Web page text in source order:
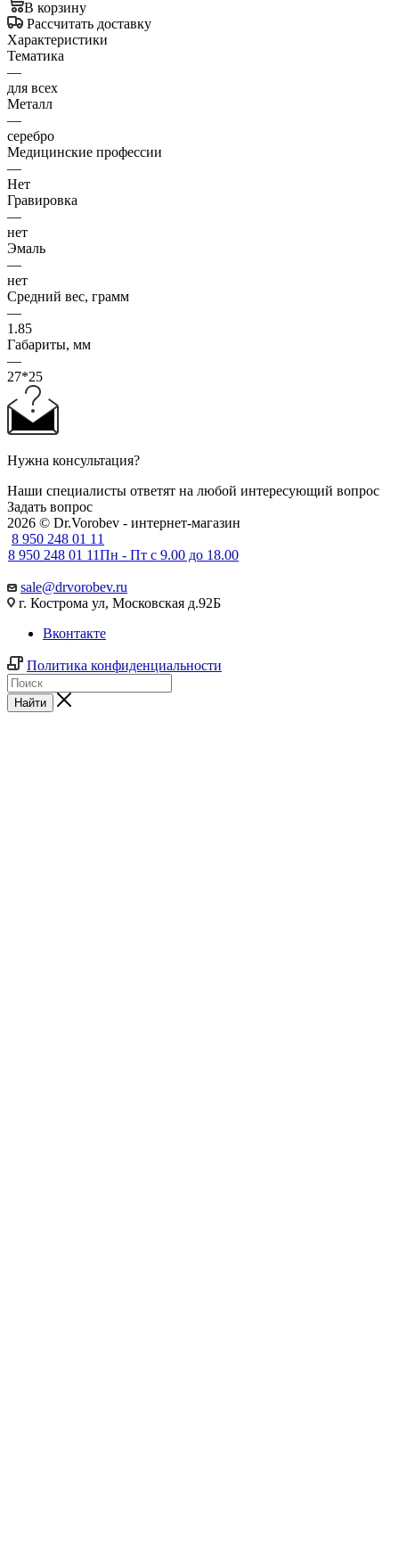
В корзину
Рассчитать доставку
Характеристики
Тематика
—
для всех
Металл
—
серебро
Медицинские профессии
—
Нет
Гравировка
—
нет
Эмаль
—
нет
Средний вес, грамм
—
1.85
Габариты, мм
—
27*25
Нужна консультация?
Наши специалисты ответят на любой интересующий вопрос
Задать вопрос
2026 © Dr.Vorobev - интернет-магазин
8 950 248 01 11
8 950 248 01 11Пн - Пт с 9.00 до 18.00
sale@drvorobev.ru
г. Кострома ул, Московская д.92Б
Вконтакте
Политика конфиденциальности
Найти